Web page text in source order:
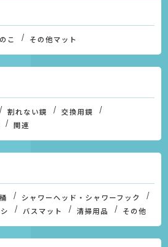
こ その他マット
割れない鏡
交換用鏡
関連
シャワーヘッド・シャワーフック
バスマット 清掃用品 その他